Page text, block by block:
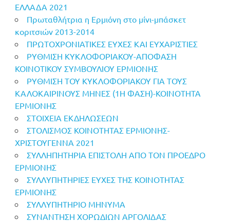
ΕΛΛΑΔΑ 2021
Πρωταθλήτρια η Ερμιόνη στο μίνι-μπάσκετ
κοριτσιών 2013-2014
ΠΡΩΤΟΧΡΟΝΙΑΤΙΚΕΣ ΕΥΧΕΣ ΚΑΙ ΕΥΧΑΡΙΣΤΙΕΣ
ΡΥΘΜΙΣΗ ΚΥΚΛΟΦΟΡΙΑΚΟΥ-ΑΠΟΦΑΣΗ
ΚΟΙΝΟΤΙΚΟΥ ΣΥΜΒΟΥΛΙΟΥ ΕΡΜΙΟΝΗΣ
ΡΥΘΜΙΣΗ ΤΟΥ ΚΥΚΛΟΦΟΡΙΑΚΟΥ ΓΙΑ ΤΟΥΣ
ΚΑΛΟΚΑΙΡΙΝΟΥΣ ΜΗΝΕΣ (1Η ΦΑΣΗ)-ΚΟΙΝΟΤΗΤΑ
ΕΡΜΙΟΝΗΣ
ΣΤΟΙΧΕΙΑ ΕΚΔΗΛΩΣΕΩΝ
ΣΤΟΛΙΣΜΟΣ ΚΟΙΝΟΤΗΤΑΣ ΕΡΜΙΟΝΗΣ-
ΧΡΙΣΤΟΥΓΕΝΝΑ 2021
ΣΥΛΛΗΠΗΤΗΡΙΑ ΕΠΙΣΤΟΛΗ ΑΠΟ ΤΟΝ ΠΡΟΕΔΡΟ
ΕΡΜΙΟΝΗΣ
ΣΥΛΛΥΠΗΤΗΡΙΕΣ ΕΥΧΕΣ ΤΗΣ ΚΟΙΝΟΤΗΤΑΣ
ΕΡΜΙΟΝΗΣ
ΣΥΛΛΥΠΗΤΗΡΙΟ ΜΗΝΥΜΑ
ΣΥΝΑΝΤΗΣΗ ΧΟΡΩΔΙΩΝ ΑΡΓΟΛΙΔΑΣ